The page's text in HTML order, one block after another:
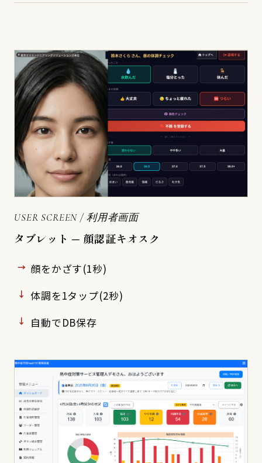
USER SCREEN / 利用者画面
タブレット ─ 顔認証キオスク
顔をかざす(1秒)
体調を1タップ(2秒)
自動でDB保存